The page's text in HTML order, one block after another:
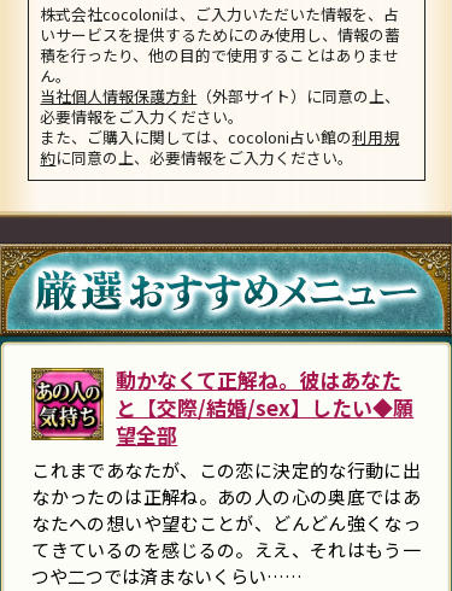
株式会社cocoloniは、ご入力いただいた情報を、占
いサービスを提供するためにのみ使用し、情報の蓄
積を行ったり、他の目的で使用することはありませ
ん。
当社個人情報保護方針 （外部サイト）に同意の上、
必要情報をご入力ください。
また、ご購入に関しては、cocoloni占い館の利用規
約に同意の上、必要情報をご入力ください。
動かなくて正解ね。彼はあなた
と【交際/結婚/sex】したい◆願
望全部
これまであなたが、この恋に決定的な行動に出
なかったのは正解ね。あの人の心の奥底ではあ
なたへの想いや望むことが、どんどん強くなっ
てきているのを感じるの。ええ、それはもう一
つや二つでは済まないくらい……